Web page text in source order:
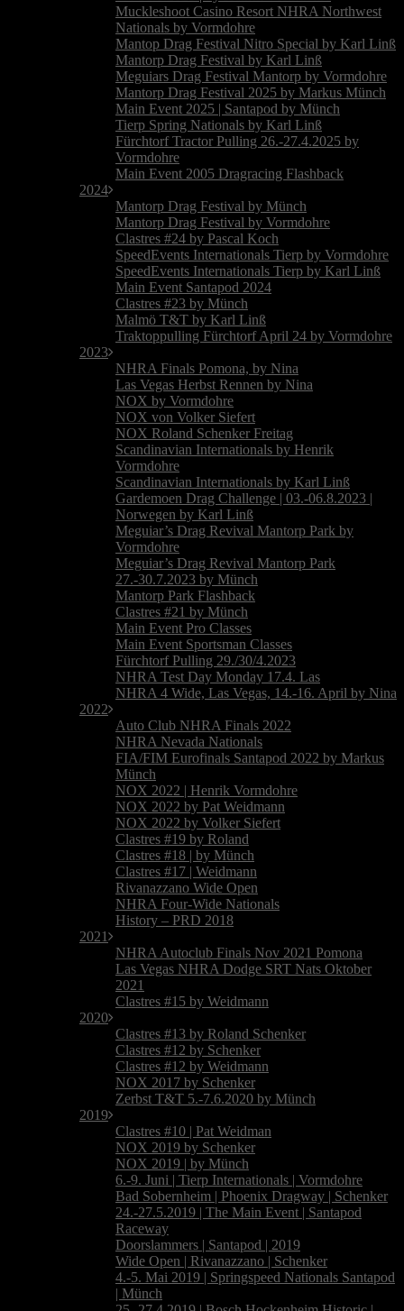
Muckleshoot Casino Resort NHRA Northwest
Nationals by Vormdohre
Mantop Drag Festival Nitro Special by Karl Linß
Mantorp Drag Festival by Karl Linß
Meguiars Drag Festival Mantorp by Vormdohre
Mantorp Drag Festival 2025 by Markus Münch
Main Event 2025 | Santapod by Münch
Tierp Spring Nationals by Karl Linß
Fürchtorf Tractor Pulling 26.-27.4.2025 by
Vormdohre
Main Event 2005 Dragracing Flashback
2024
Mantorp Drag Festival by Münch
Mantorp Drag Festival by Vormdohre
Clastres #24 by Pascal Koch
SpeedEvents Internationals Tierp by Vormdohre
SpeedEvents Internationals Tierp by Karl Linß
Main Event Santapod 2024
Clastres #23 by Münch
Malmö T&T by Karl Linß
Traktoppulling Fürchtorf April 24 by Vormdohre
2023
NHRA Finals Pomona, by Nina
Las Vegas Herbst Rennen by Nina
NOX by Vormdohre
NOX von Volker Siefert
NOX Roland Schenker Freitag
Scandinavian Internationals by Henrik
Vormdohre
Scandinavian Internationals by Karl Linß
Gardemoen Drag Challenge | 03.-06.8.2023 |
Norwegen by Karl Linß
Meguiar’s Drag Revival Mantorp Park by
Vormdohre
Meguiar’s Drag Revival Mantorp Park
27.-30.7.2023 by Münch
Mantorp Park Flashback
Clastres #21 by Münch
Main Event Pro Classes
Main Event Sportsman Classes
Fürchtorf Pulling 29./30/4.2023
NHRA Test Day Monday 17.4. Las
NHRA 4 Wide, Las Vegas, 14.-16. April by Nina
2022
Auto Club NHRA Finals 2022
NHRA Nevada Nationals
FIA/FIM Eurofinals Santapod 2022 by Markus
Münch
NOX 2022 | Henrik Vormdohre
NOX 2022 by Pat Weidmann
NOX 2022 by Volker Siefert
Clastres #19 by Roland
Clastres #18 | by Münch
Clastres #17 | Weidmann
Rivanazzano Wide Open
NHRA Four-Wide Nationals
History – PRD 2018
2021
NHRA Autoclub Finals Nov 2021 Pomona
Las Vegas NHRA Dodge SRT Nats Oktober
2021
Clastres #15 by Weidmann
2020
Clastres #13 by Roland Schenker
Clastres #12 by Schenker
Clastres #12 by Weidmann
NOX 2017 by Schenker
Zerbst T&T 5.-7.6.2020 by Münch
2019
Clastres #10 | Pat Weidman
NOX 2019 by Schenker
NOX 2019 | by Münch
6.-9. Juni | Tierp Internationals | Vormdohre
Bad Sobernheim | Phoenix Dragway | Schenker
24.-27.5.2019 | The Main Event | Santapod
Raceway
Doorslammers | Santapod | 2019
Wide Open | Rivanazzano | Schenker
4.-5. Mai 2019 | Springspeed Nationals Santapod
| Münch